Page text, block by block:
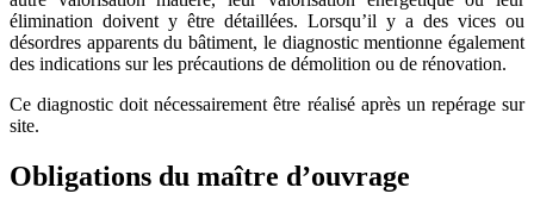
élimination doivent y être détaillées. Lorsqu’il y a des vices ou
désordres apparents du bâtiment, le diagnostic mentionne également
des indications sur les précautions de démolition ou de rénovation.
Ce diagnostic doit nécessairement être réalisé après un repérage sur
site.
Obligations du maître d’ouvrage